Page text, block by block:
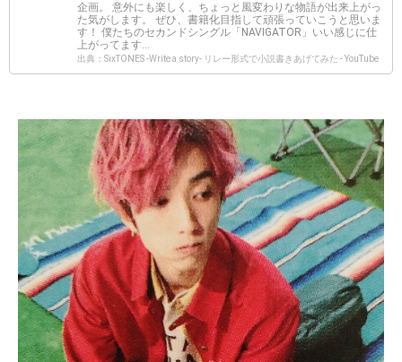
企画。 意外にも楽しく、ちょっと風変わりな物語が出来上がっ
た気がします。 ぜひ、書籍化目指して頑張っていこうと思いま
す！ 僕たちのセカンドシングル「NAVIGATOR」いい感じに仕
上がってます...
出典：SixTONES -Write a story- リレー形式で小説書きあげてみた - YouTube